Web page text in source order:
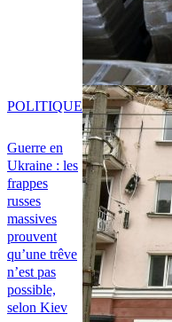
Guerre en
Ukraine : les
frappes
russes
massives
prouvent
qu’une trêve
n’est pas
possible,
selon Kiev
POLITIQUE